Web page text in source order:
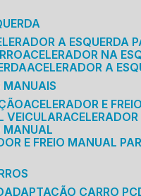
A ESQUERDA
ACELERADOR NA
ACELERADOR A
MANUAIS
ACELERADOR E
VEICULAR
MANUAL
E FREIO MANUAL
ADAPTAÇÃO CARRO